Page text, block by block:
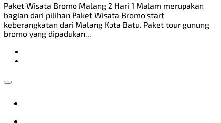
Paket Wisata Bromo Malang 2 Hari 1 Malam merupakan
bagian dari pilihan Paket Wisata Bromo start
keberangkatan dari Malang Kota Batu. Paket tour gunung
bromo yang dipadukan...